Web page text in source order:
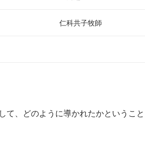
仁科共子牧師
て、どのように導かれたかということ